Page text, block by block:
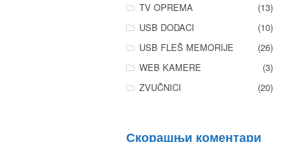
TV OPREMA
(13)
USB DODACI
(10)
USB FLEŠ MEMORIJE
(26)
WEB KAMERE
(3)
ZVUČNICI
(20)
Скорашњи коментари